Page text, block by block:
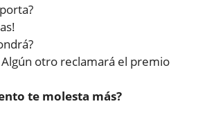
Algún otro reclamará el premio
te molesta más?